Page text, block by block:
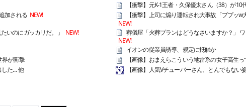
【衝撃】元K-1王者・久保優太さん（38）が
加される NEW!
【衝撃】上司に煽り運転され大事故「ププッ
NEW!
いのにガッカリだ。」
NEW!
葬儀屋「火葬プランはどうなさいますか？」
NEW!
イオンの従業員誘導、規定に抵触か
界が衝撃
【画像】おまえらこういう地雷系の女子高生
した… 他
【画像】人気Vチューバーさん、とんでもな